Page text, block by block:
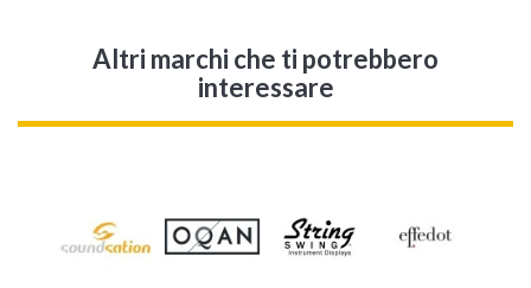
Altri marchi che ti potrebbero
interessare